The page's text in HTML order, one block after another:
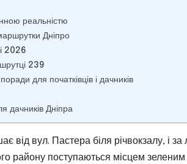
реальністю
Дніпро
2026
239
для початківців і дачників
дачників Дніпра
вул. Пастера біля річвокзалу, і за
району поступаються місцем